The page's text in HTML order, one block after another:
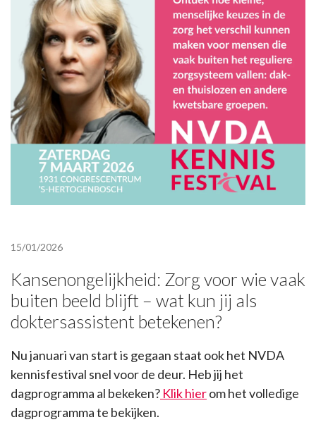
15/01/2026
Kansenongelijkheid: Zorg voor wie vaak
buiten beeld blijft – wat kun jij als
doktersassistent betekenen?
Nu januari van start is gegaan staat ook het NVDA
kennisfestival snel voor de deur. Heb jij het
dagprogramma al bekeken? Klik hierom het volledige
dagprogramma te bekijken.